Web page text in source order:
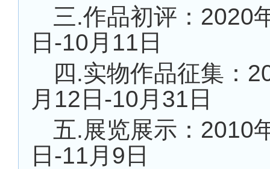
三.作品初评：2020
日-10月11日
四.实物作品征集：
月12日-10月31日
五.展览展示：2010
日-11月9日